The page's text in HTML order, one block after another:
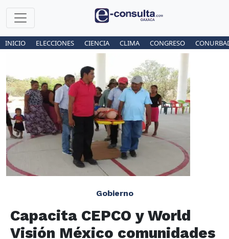
INICIO ELECCIONES CIENCIA CLIMA CONGRESO
Gobierno
Capacita CEPCO y World
Visión México comunidades